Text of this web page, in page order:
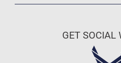
Air Force Careers
GET SOCIAL